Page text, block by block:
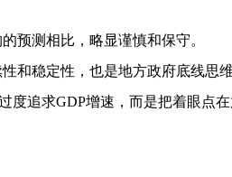
预测相比，略显谨慎和保守。
和稳定性，也是地方政府底线思
度追求GDP增速，而是把着眼点